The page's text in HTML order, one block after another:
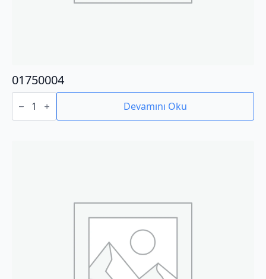
01750004
01750004
adet Devamını Oku